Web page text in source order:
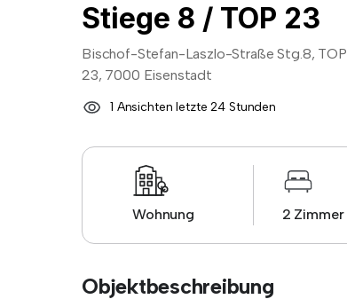
Stiege 8 / TOP 23
Bischof-Stefan-Laszlo-Straße Stg.8, TOP
23, 7000 Eisenstadt
1 Ansichten letzte 24 Stunden
Wohnung 2 Zimmer
Objektbeschreibung